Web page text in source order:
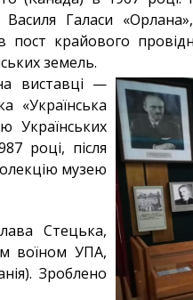
Василя Галаси
пост крайового
земель.
виставці —
«Українська
Українських
році, після
музею
Стецька,
воїном УПА,
Зроблено